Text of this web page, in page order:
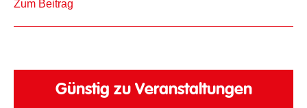
Zum Beitrag
Günstig zu Veranstaltungen